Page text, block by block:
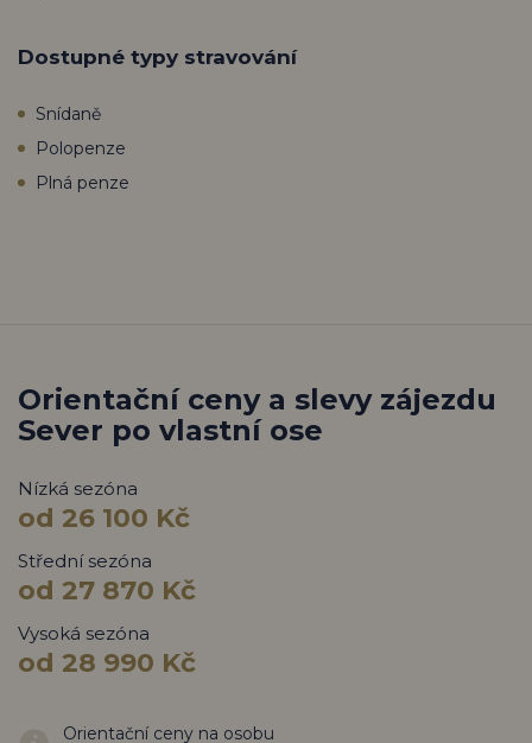
Dostupné typy stravování
Snídaně
Polopenze
Plná penze
Orientační ceny a slevy zájezdu
Sever po vlastní ose
Nízká sezóna
od 26 100 Kč
Střední sezóna
od 27 870 Kč
Vysoká sezóna
od 28 990 Kč
Orientační ceny na osobu